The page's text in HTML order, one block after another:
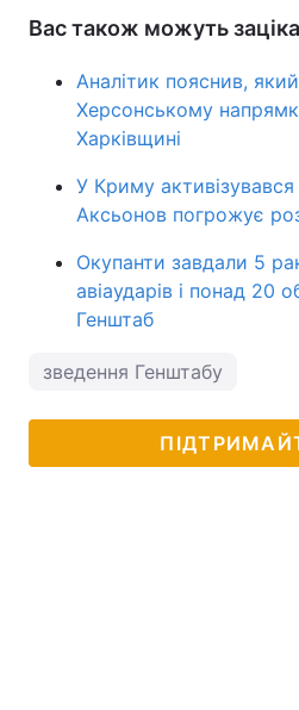
Вас також можуть
Аналітик пояснив,
Херсонському
Харківщині
У Криму
Аксьонов погрожує
Окупанти завдали 5
авіаударів і понад 20
Генштаб
зведення Генштабу